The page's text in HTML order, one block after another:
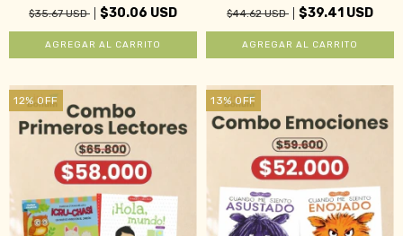
$35.67 USD
$30.06 USD
$44.62 USD
$39.41 USD
12% OFF 13% OFF